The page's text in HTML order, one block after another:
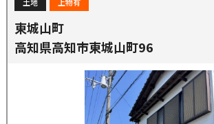
東城山町
高知県高知市東城山町96